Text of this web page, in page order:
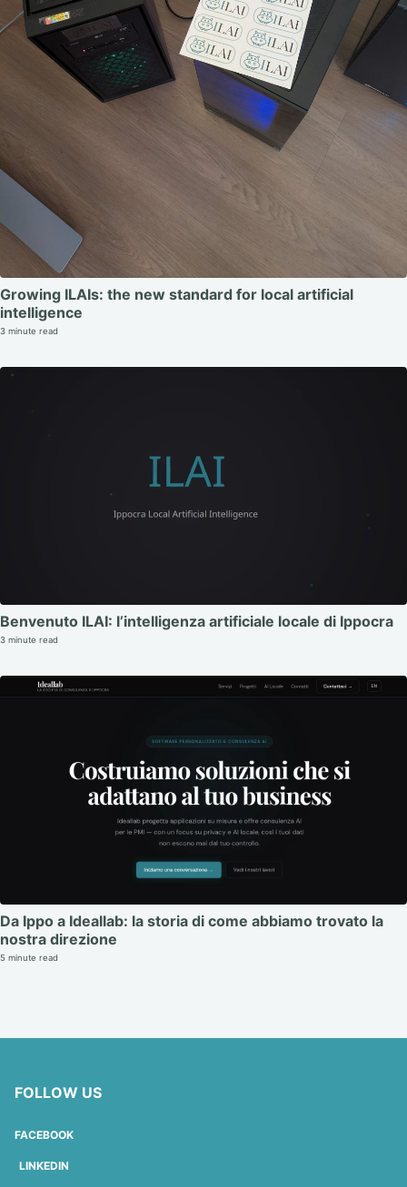
Growing ILAIs: the new standard for local artificial
intelligence
3 minute read
Benvenuto ILAI: l’intelligenza artificiale locale di Ippocra
3 minute read
Da Ippo a Ideallab: la storia di come abbiamo trovato la
nostra direzione
5 minute read
FOLLOW US
FACEBOOK
LINKEDIN